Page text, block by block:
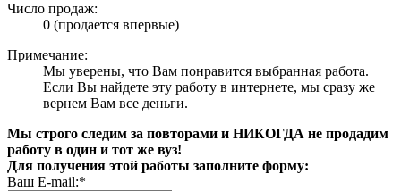
Число продаж:
0 (продается впервые)
Примечание:
Мы уверены, что Вам понравится выбранная работа.
Если Вы найдете эту работу в интернете, мы сразу же
вернем Вам все деньги.
Мы строго следим за повторами и НИКОГДА не продадим
работу в один и тот же вуз!
Для получения этой работы заполните форму:
Ваш E-mail:*